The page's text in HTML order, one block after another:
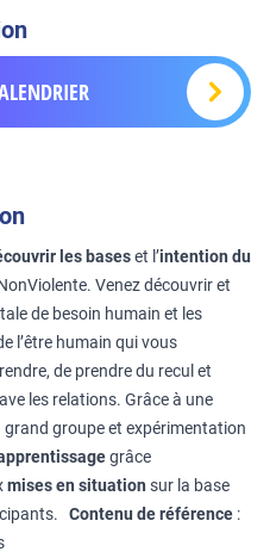
les baseset l’intention du
Venez découvrir et
de besoin humain et les
l’être humain qui vous
de prendre du recul et
les relations. Grâce à une
groupe et expérimentation
grâce
mises en situation sur la base
Contenu de référence :